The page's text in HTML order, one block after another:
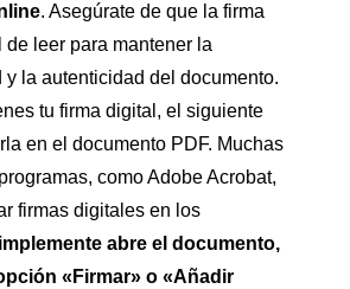
. Asegúrate de que la firma
de leer para mantener la
y la autenticidad del documento.
tu firma digital, el siguiente
en el documento PDF. Muchas
como Adobe Acrobat,
firmas digitales en los
abre el documento,
«Firmar» o «Añadir